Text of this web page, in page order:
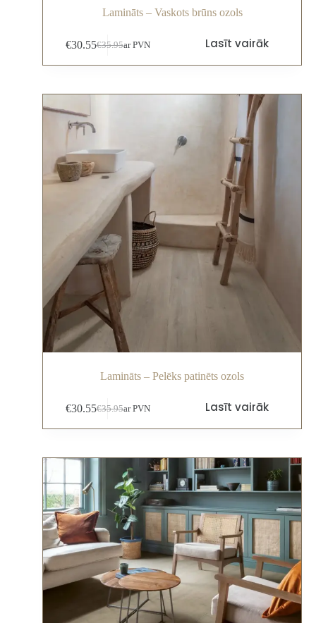
Lamināts – Vaskots brūns ozols
€35.95
€30.55 ar PVN Lasīt vairāk
Lamināts – Pelēks patinēts ozols
€35.95
€30.55 ar PVN Lasīt vairāk